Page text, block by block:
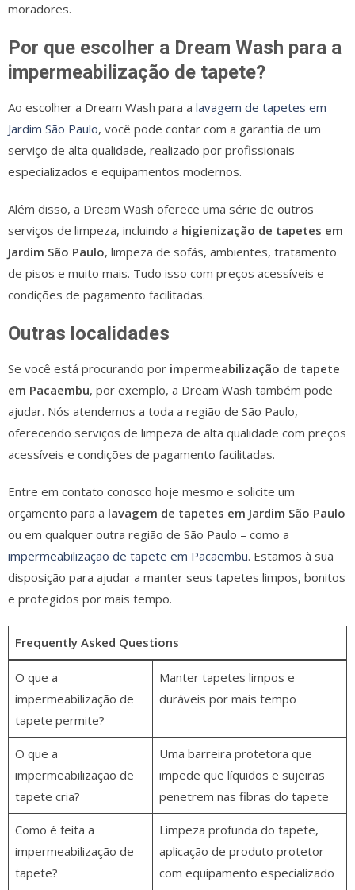
moradores.
Por que escolher a Dream Wash para a
impermeabilização de tapete?
Ao escolher a Dream Wash para a lavagem de tapetes em
Jardim São Paulo, você pode contar com a garantia de um
serviço de alta qualidade, realizado por profissionais
especializados e equipamentos modernos.
Além disso, a Dream Wash oferece uma série de outros
serviços de limpeza, incluindo a higienização de tapetes em
Jardim São Paulo, limpeza de sofás, ambientes, tratamento
de pisos e muito mais. Tudo isso com preços acessíveis e
condições de pagamento facilitadas.
Outras localidades
Se você está procurando por impermeabilização de tapete
em Pacaembu, por exemplo, a Dream Wash também pode
ajudar. Nós atendemos a toda a região de São Paulo,
oferecendo serviços de limpeza de alta qualidade com preços
acessíveis e condições de pagamento facilitadas.
Entre em contato conosco hoje mesmo e solicite um
orçamento para a lavagem de tapetes em Jardim São Paulo
ou em qualquer outra região de São Paulo – como a
impermeabilização de tapete em Pacaembu. Estamos à sua
disposição para ajudar a manter seus tapetes limpos, bonitos
e protegidos por mais tempo.
Frequently Asked Questions
O que a
impermeabilização de
tapete permite?
Manter tapetes limpos e
duráveis por mais tempo
O que a
impermeabilização de
tapete cria?
Uma barreira protetora que
impede que líquidos e sujeiras
penetrem nas fibras do tapete
Como é feita a
impermeabilização de
tapete?
Limpeza profunda do tapete,
aplicação de produto protetor
com equipamento especializado